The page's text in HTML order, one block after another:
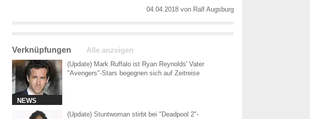
04.04.2018 von Ralf Augsburg
Verknüpfungen Alle anzeigen
NEWS
(Update) Mark Ruffalo ist Ryan Reynolds' Vater
"Avengers"-Stars begegnen sich auf Zeitreise
(Update) Stuntwoman stirbt bei "Deadpool 2"-